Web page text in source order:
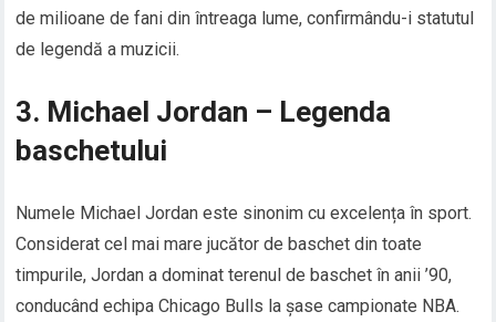
de milioane de fani din întreaga lume, confirmându-i statutul
de legendă a muzicii.
3. Michael Jordan – Legenda
baschetului
Numele Michael Jordan este sinonim cu excelența în sport.
Considerat cel mai mare jucător de baschet din toate
timpurile, Jordan a dominat terenul de baschet în anii ’90,
conducând echipa Chicago Bulls la șase campionate NBA.